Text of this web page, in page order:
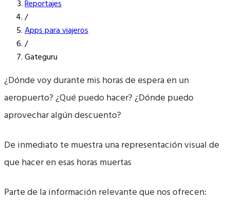
Reportajes
/
Apps para viajeros
/
Gateguru
¿Dónde voy durante mis horas de espera en un
aeropuerto? ¿Qué puedo hacer? ¿Dónde puedo
aprovechar algún descuento?
De inmediato te muestra una representación visual de
que hacer en esas horas muertas
Parte de la información relevante que nos ofrecen: